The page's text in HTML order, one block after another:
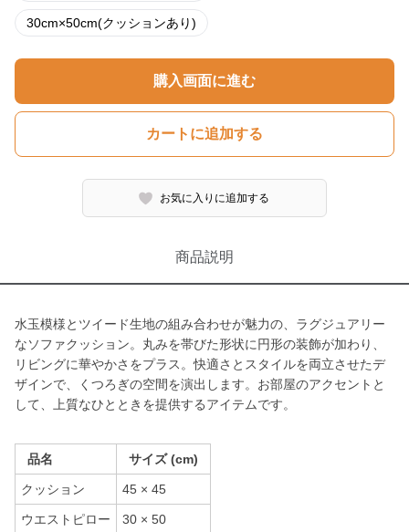
30cm×50cm(クッションあり)
購入画面に進む
カートに追加する
お気に入りに追加する
商品説明
水玉模様とツイード生地の組み合わせが魅力の、ラグジュアリー
なソファクッション。丸みを帯びた形状に円形の装飾が加わり、
リビングに華やかさをプラス。快適さとスタイルを両立させたデ
ザインで、くつろぎの空間を演出します。お部屋のアクセントと
して、上質なひとときを提供するアイテムです。
品名 サイズ (cm)
クッション 45 × 45
ウエストピロー 30 × 50